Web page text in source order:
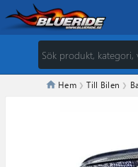
Hem Till Bilen